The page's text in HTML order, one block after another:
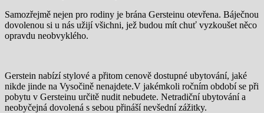
Samozřejmě nejen pro rodiny je brána Gersteinu otevřena. Báječnou
dovolenou si u nás užijí všichni, jež budou mít chuť vyzkoušet něco
opravdu neobvyklého.
Gerstein nabízí stylové a přitom cenově dostupné ubytování, jaké
nikde jinde na Vysočině nenajdete.V jakémkoli ročním období se při
pobytu v Gersteinu určitě nudit nebudete. Netradiční ubytování a
neobyčejná dovolená s sebou přináší nevšední zážitky.